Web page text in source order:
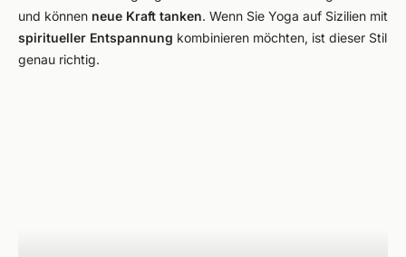
und können neue Kraft tanken. Wenn Sie Yoga auf Sizilien mit
spiritueller Entspannung kombinieren möchten, ist dieser Stil
genau richtig.